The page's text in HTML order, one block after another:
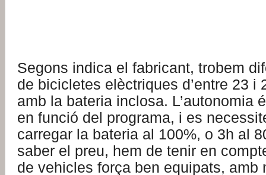
Segons indica el fabricant, trobem
de bicicletes elèctriques d’entre 23 i
amb la bateria inclosa. L’autonomia
en funció del programa, i es
carregar la bateria al 100%, o 3h al
saber el preu, hem de tenir en
de vehicles força ben equipats, amb